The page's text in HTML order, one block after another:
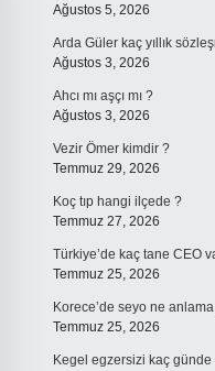
Ağustos 5, 2026
Arda Güler kaç yıllık
Ağustos 3, 2026
Ahcı mı aşçı mı ?
Ağustos 3, 2026
Vezir Ömer kimdir ?
Temmuz 29, 2026
Koç tıp hangi ilçede ?
Temmuz 27, 2026
Türkiye’de kaç tane CEO
Temmuz 25, 2026
Korece’de seyo ne
Temmuz 25, 2026
Kegel egzersizi kaç günde